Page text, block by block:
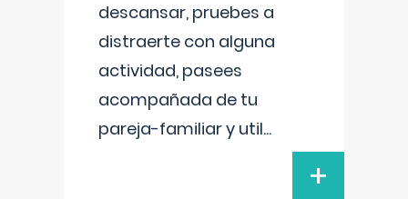
descansar, pruebes a
distraerte con alguna
actividad, pasees
acompañada de tu
pareja-familiar y util...
+